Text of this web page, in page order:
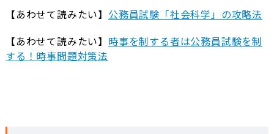
【あわせて読みたい】 公務員試験「社会科学」の攻略法
【あわせて読みたい】 時事を制する者は公務員試験を制
する！時事問題対策法